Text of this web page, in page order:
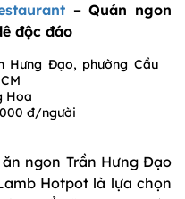
– Quán ngon
độc đáo
Hưng Đạo, phường Cầu
Hoa
đ/người
ngon Trần Hưng Đạo
Hotpot là lựa chọn